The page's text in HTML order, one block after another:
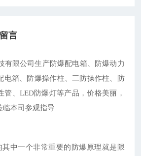
言
有限公司生产防爆配电箱、防爆动力
电箱、防爆操作柱、三防操作柱、防
、 LED防爆灯等产品，价格美丽，
临本司参观指导
中一个非常重要的防爆原理就是限